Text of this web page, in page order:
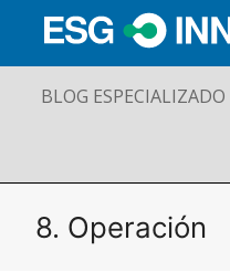
BLOG
8. Operación